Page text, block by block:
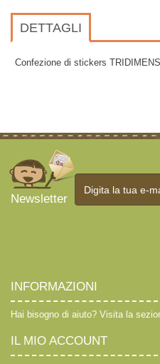
DETTAGLI
Confezione di stickers
Newsletter
INFORMAZIONI
Hai bisogno di aiuto? Visita la
IL MIO ACCOUNT